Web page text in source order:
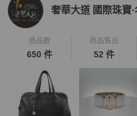
奢華大道 國際珠寶·
商品數
650 件
商品售出
52 件